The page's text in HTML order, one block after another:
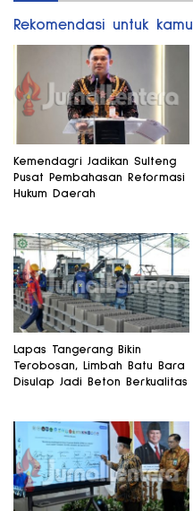
Rekomendasi untuk kamu
Kemendagri Jadikan Sulteng
Pusat Pembahasan Reformasi
Hukum Daerah
Lapas Tangerang Bikin
Terobosan, Limbah Batu Bara
Disulap Jadi Beton Berkualitas